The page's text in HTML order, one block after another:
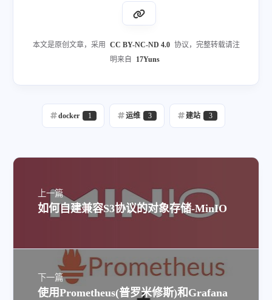
本文是原创文章，采用 CC BY-NC-ND 4.0 协议，完整转载请注
明来自
17Yuns
docker 1 运维 3 建站 3
上一篇
如何自建兼容S3协议的对象存储-MinIO
下一篇
使用Prometheus(普罗米修斯)和Grafana